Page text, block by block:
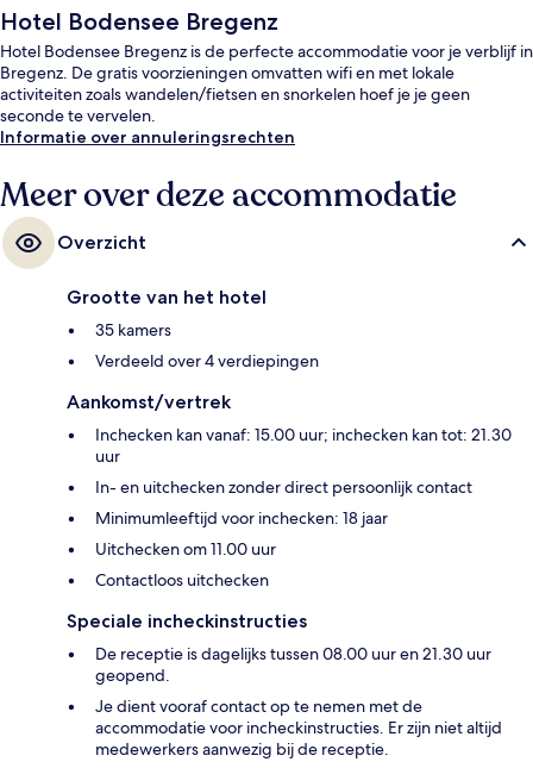
Hotel Bodensee Bregenz
Hotel Bodensee Bregenz is de perfecte accommodatie voor je verblijf in
Bregenz. De gratis voorzieningen omvatten wifi en met lokale
activiteiten zoals wandelen/fietsen en snorkelen hoef je je geen
seconde te vervelen.
Informatie over annuleringsrechten
Meer over deze accommodatie
Overzicht
Grootte van het hotel
35 kamers
Verdeeld over 4 verdiepingen
Aankomst/vertrek
Inchecken kan vanaf: 15.00 uur; inchecken kan tot: 21.30
uur
In- en uitchecken zonder direct persoonlijk contact
Minimumleeftijd voor inchecken: 18 jaar
Uitchecken om 11.00 uur
Contactloos uitchecken
Speciale incheckinstructies
De receptie is dagelijks tussen 08.00 uur en 21.30 uur
geopend.
Je dient vooraf contact op te nemen met de
accommodatie voor incheckinstructies. Er zijn niet altijd
medewerkers aanwezig bij de receptie.